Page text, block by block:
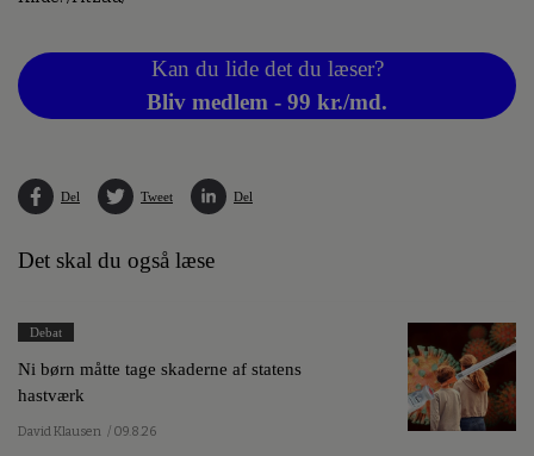
Kan du lide det du læser?
Bliv medlem - 99 kr./md.
Del Tweet Del
Det skal du også læse
Debat
Ni børn måtte tage skaderne af statens
hastværk
David Klausen / 09.8.26